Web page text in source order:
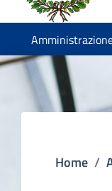
Home /